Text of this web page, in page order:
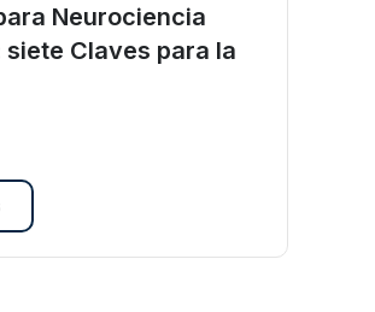
Neurociencia
siete Claves para la